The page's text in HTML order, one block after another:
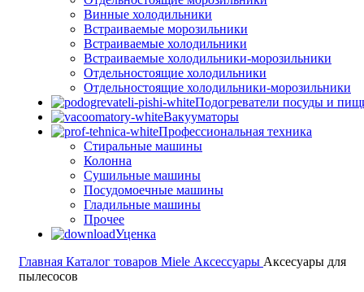
Винные холодильники
Встраиваемые морозильники
Встраиваемые холодильники
Встраиваемые холодильники-морозильники
Отдельностоящие холодильники
Отдельностоящие холодильники-морозильники
Подогреватели посуды и
Вакууматоры
Профессиональная техника
Стиральные машины
Колонна
Сушильные машины
Посудомоечные машины
Гладильные машины
Прочее
Уценка
Главная Каталог товаров Miele Аксессуары Аксесуары для
пылесосов